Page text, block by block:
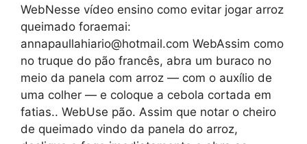
WebNesse vídeo ensino como evitar jogar arroz
queimado foraemai:
annapaullahiario@hotmail.com WebAssim como
no truque do pão francês, abra um buraco no
meio da panela com arroz — com o auxílio de
uma colher — e coloque a cebola cortada em
fatias.. WebUse pão. Assim que notar o cheiro
de queimado vindo da panela do arroz,